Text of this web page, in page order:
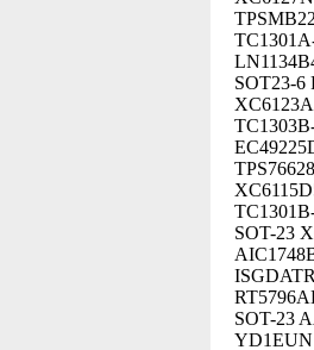
SOT23-6
SOT-23
SOT-23
YD1EUN